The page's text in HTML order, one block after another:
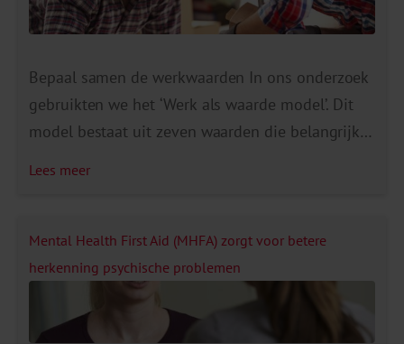
Mental Health First Aid (MHFA) zorgt voor betere
herkenning psychische problemen
Bepaal samen de werkwaarden In ons onderzoek
gebruikten we het ‘Werk als waarde model’. Dit
model bestaat uit zeven waarden die belangrijk
het werknemers lukt om de waarden in de
praktijk te bereiken. De 7 waarden van […]
Lees meer